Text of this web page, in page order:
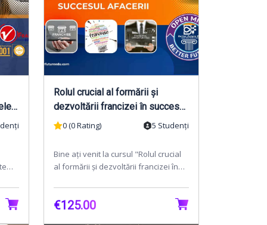
Rolul crucial al formării și
dezvoltării francizei în succesul
afacerii
0 (0 Rating) 5 Studenți
Bine ați venit la cursul "Rolul crucial
al formării și dezvoltării francizei în
d...
€125.00